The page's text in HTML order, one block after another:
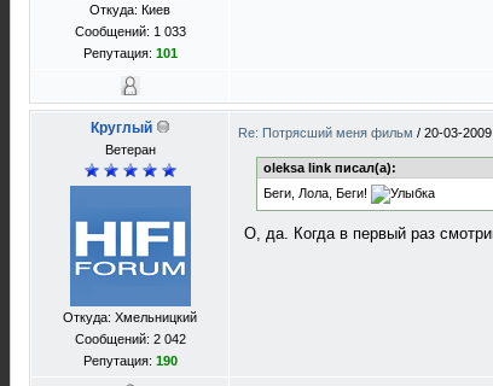
Откуда: Киев
Сообщений: 1 033
Репутация: 101
Круглый
Ветеран
Откуда: Хмельницкий
Сообщений: 2 042
Репутация: 190
Re: Потрясший меня фильм / 20-03-
oleksa link писал(а):
Беги, Лола, Беги!
О, да. Когда в первый раз